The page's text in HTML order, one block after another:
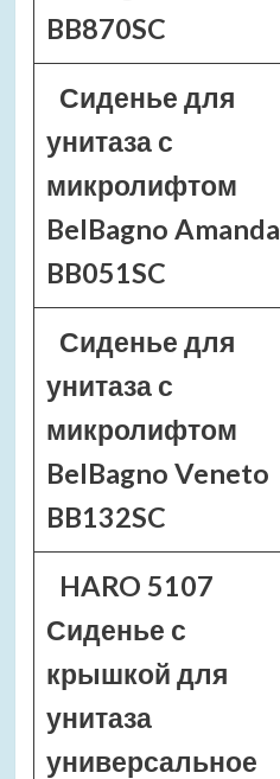
BB870SC
Сиденье для
унитаза с
микролифтом
BelBagno Amanda
BB051SC
Сиденье для
унитаза с
микролифтом
BelBagno Veneto
BB132SC
HARO 5107
Сиденье с
крышкой для
унитаза
универсальное